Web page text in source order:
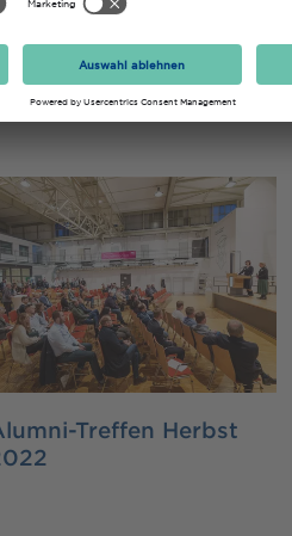
im Jahr 2021
Treffen Herbst